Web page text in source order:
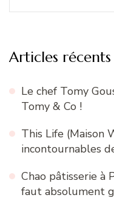
Articles récents
Le chef Tomy
Tomy & Co !
This Life (Maison
incontournables
Chao pâtisserie à
faut absolument